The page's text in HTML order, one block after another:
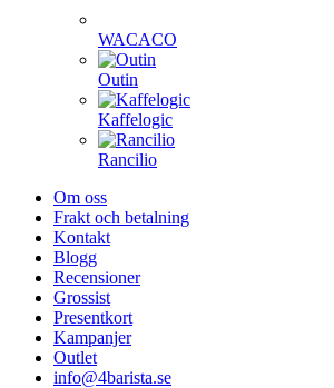
WACACO
Outin
Kaffelogic
Rancilio
Om oss
Frakt och betalning
Kontakt
Blogg
Recensioner
Grossist
Presentkort
Kampanjer
Outlet
info@4barista.se